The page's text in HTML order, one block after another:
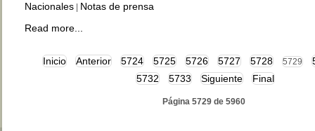
Nacionales
Notas de prensa
Read more...
Inicio Anterior 5724 5725 5726 5727 5728 5729
5732
5733 Siguiente Final
Página 5729 de 5960